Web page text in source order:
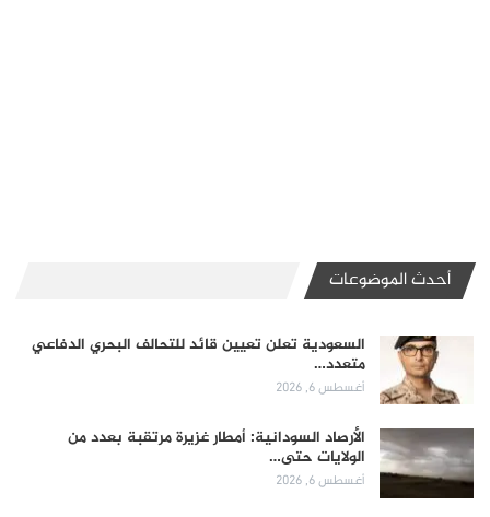
أحدث الموضوعات
السعودية تعلن تعيين قائد للتحالف البحري الدفاعي
متعدد…
أغسطس 6, 2026
الأرصاد السودانية: أمطار غزيرة مرتقبة بعدد من
الولايات حتى…
أغسطس 6, 2026